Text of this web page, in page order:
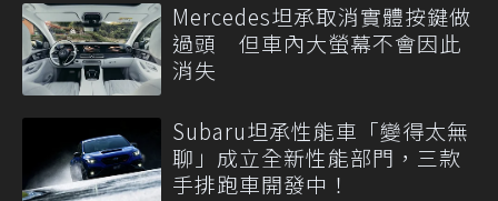
Mercedes坦承取消實體按鍵做
過頭 但車內大螢幕不會因此
消失
Subaru坦承性能車「變得太無
聊」成立全新性能部門，三款
手排跑車開發中！